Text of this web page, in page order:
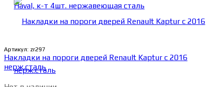
Артикул: zr297
Накладки на пороги дверей Renault Kaptur с 2016
нерж.сталь